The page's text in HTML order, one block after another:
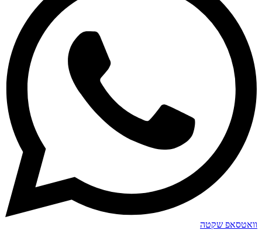
וואטסאפ שקטה